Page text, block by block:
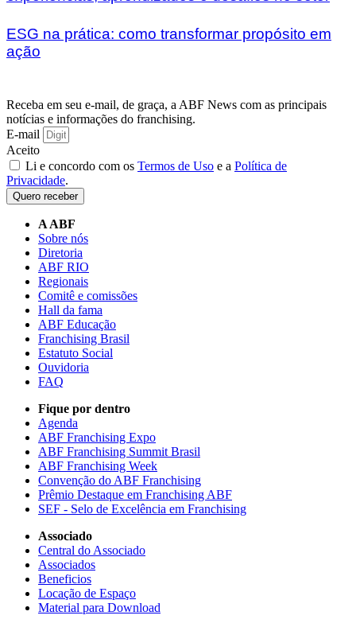
ESG na prática: como transformar propósito em
ação
Receba em seu e-mail, de graça, a ABF News com as principais
notícias e informações do franchising.
E-mail
Aceito
Li e concordo com os Termos de Uso e a Política de
Privacidade.
Quero receber
A ABF
Sobre nós
Diretoria
ABF RIO
Regionais
Comitê e comissões
Hall da fama
ABF Educação
Franchising Brasil
Estatuto Social
Ouvidoria
FAQ
Fique por dentro
Agenda
ABF Franchising Expo
ABF Franchising Summit Brasil
ABF Franchising Week
Convenção do ABF Franchising
Prêmio Destaque em Franchising ABF
SEF - Selo de Excelência em Franchising
Associado
Central do Associado
Associados
Beneficios
Locação de Espaço
Material para Download